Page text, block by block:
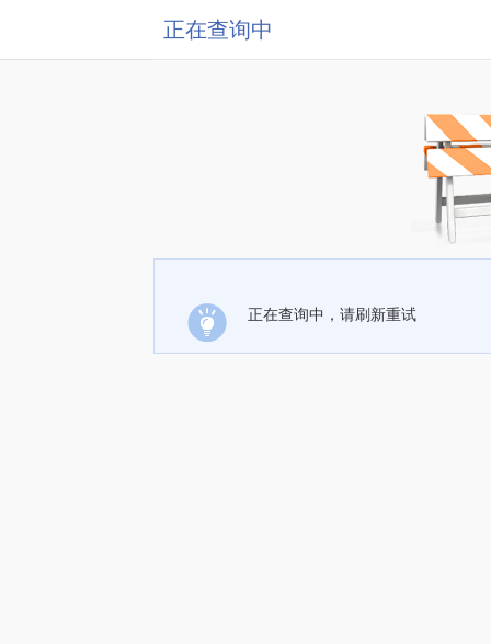
正在查询中
正在查询中，请刷新重试